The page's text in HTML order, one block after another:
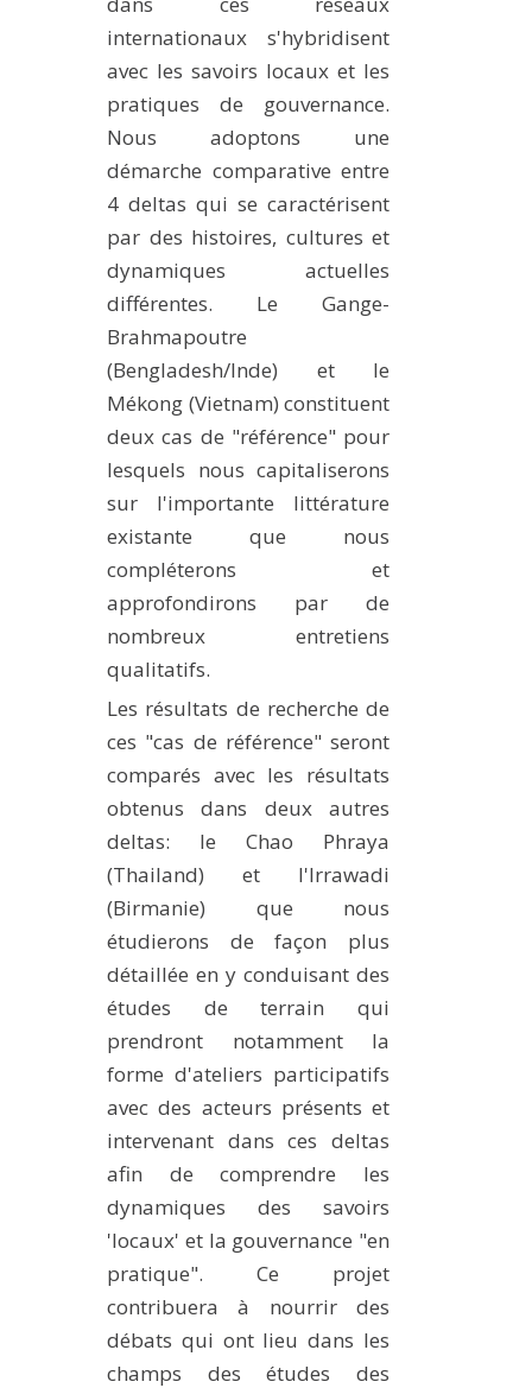
internationaux s'hybridisent
avec les savoirs locaux et les
pratiques de gouvernance.
Nous adoptons une
démarche comparative entre
4 deltas qui se caractérisent
par des histoires, cultures et
dynamiques actuelles
différentes. Le Gange-
Brahmapoutre
(Bengladesh/Inde) et le
Mékong (Vietnam) constituent
deux cas de "référence" pour
lesquels nous capitaliserons
sur l'importante littérature
existante que nous
compléterons et
approfondirons par de
nombreux entretiens
qualitatifs.
Les résultats de recherche de
ces "cas de référence" seront
comparés avec les résultats
obtenus dans deux autres
deltas: le Chao Phraya
(Thailand) et l'Irrawadi
(Birmanie) que nous
étudierons de façon plus
détaillée en y conduisant des
études de terrain qui
prendront notamment la
forme d'ateliers participatifs
avec des acteurs présents et
intervenant dans ces deltas
afin de comprendre les
dynamiques des savoirs
'locaux' et la gouvernance "en
pratique". Ce projet
contribuera à nourrir des
débats qui ont lieu dans les
champs des études des